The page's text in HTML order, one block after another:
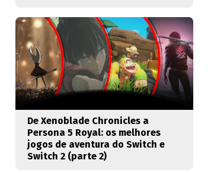
De Xenoblade Chronicles a
Persona 5 Royal: os melhores
jogos de aventura do Switch e
Switch 2 (parte 2)